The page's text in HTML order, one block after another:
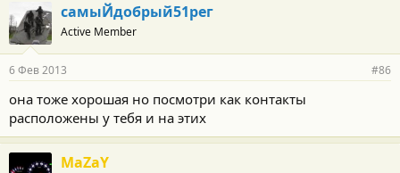
самыЙдобрый51рег
Active Member
6 Фев 2013 #86
она тоже хорошая но посмотри как контакты
расположены у тебя и на этих
MaZaY